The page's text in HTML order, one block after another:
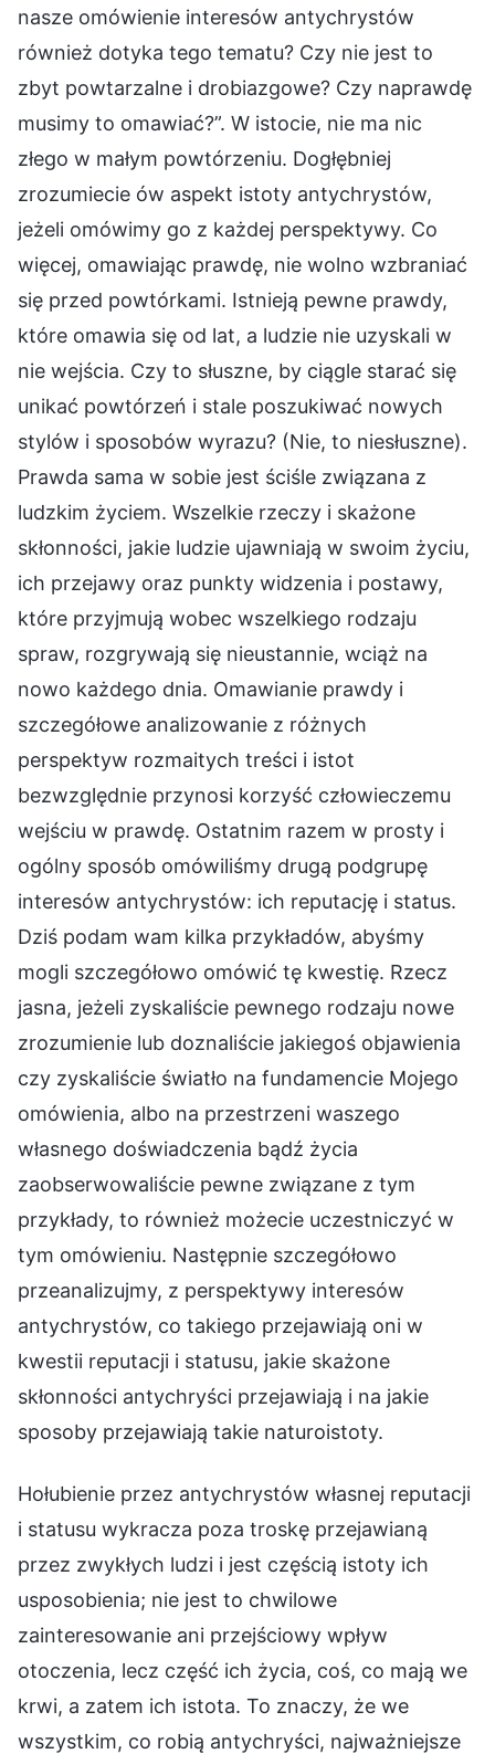
nasze omówienie interesów antychrystów
również dotyka tego tematu? Czy nie jest to
zbyt powtarzalne i drobiazgowe? Czy naprawdę
musimy to omawiać?”. W istocie, nie ma nic
złego w małym powtórzeniu. Dogłębniej
zrozumiecie ów aspekt istoty antychrystów,
jeżeli omówimy go z każdej perspektywy. Co
więcej, omawiając prawdę, nie wolno wzbraniać
się przed powtórkami. Istnieją pewne prawdy,
które omawia się od lat, a ludzie nie uzyskali w
nie wejścia. Czy to słuszne, by ciągle starać się
unikać powtórzeń i stale poszukiwać nowych
stylów i sposobów wyrazu? (Nie, to niesłuszne).
Prawda sama w sobie jest ściśle związana z
ludzkim życiem. Wszelkie rzeczy i skażone
skłonności, jakie ludzie ujawniają w swoim życiu,
ich przejawy oraz punkty widzenia i postawy,
które przyjmują wobec wszelkiego rodzaju
spraw, rozgrywają się nieustannie, wciąż na
nowo każdego dnia. Omawianie prawdy i
szczegółowe analizowanie z różnych
perspektyw rozmaitych treści i istot
bezwzględnie przynosi korzyść człowieczemu
wejściu w prawdę. Ostatnim razem w prosty i
ogólny sposób omówiliśmy drugą podgrupę
interesów antychrystów: ich reputację i status.
Dziś podam wam kilka przykładów, abyśmy
mogli szczegółowo omówić tę kwestię. Rzecz
jasna, jeżeli zyskaliście pewnego rodzaju nowe
zrozumienie lub doznaliście jakiegoś objawienia
czy zyskaliście światło na fundamencie Mojego
omówienia, albo na przestrzeni waszego
własnego doświadczenia bądź życia
zaobserwowaliście pewne związane z tym
przykłady, to również możecie uczestniczyć w
tym omówieniu. Następnie szczegółowo
przeanalizujmy, z perspektywy interesów
antychrystów, co takiego przejawiają oni w
kwestii reputacji i statusu, jakie skażone
skłonności antychryści przejawiają i na jakie
sposoby przejawiają takie naturoistoty.
Hołubienie przez antychrystów własnej reputacji
i statusu wykracza poza troskę przejawianą
przez zwykłych ludzi i jest częścią istoty ich
usposobienia; nie jest to chwilowe
zainteresowanie ani przejściowy wpływ
otoczenia, lecz część ich życia, coś, co mają we
krwi, a zatem ich istota. To znaczy, że we
wszystkim, co robią antychryści, najważniejsze